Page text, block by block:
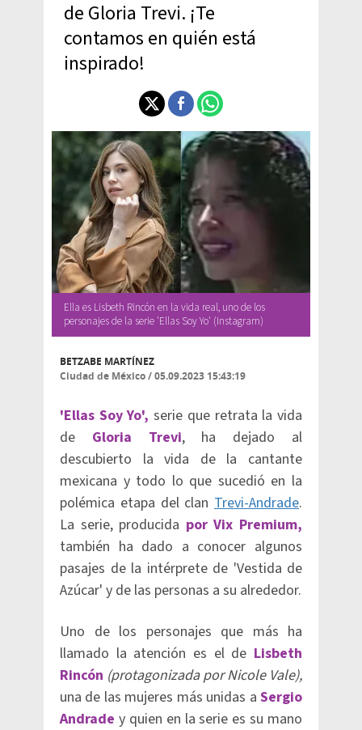
de Gloria Trevi. ¡Te
contamos en quién está
inspirado!
Ella es Lisbeth Rincón en la vida real, uno de los
personajes de la serie 'Ellas Soy Yo' (Instagram)
BETZABE MARTÍNEZ
Ciudad de México/05.09.2023 15:43:19
'Ellas Soy Yo',serie que retrata la vida
de Gloria Trevi, ha dejado al
descubierto la vida de la cantante
mexicana y todo lo que sucedió en la
polémica etapa del clan Trevi-Andrade.
La serie, producida por Vix Premium,
también ha dado a conocer algunos
pasajes de la intérprete de 'Vestida de
Azúcar' y de las personas a su alrededor.
Uno de los personajes que más ha
llamado la atención es el de Lisbeth
Rincón (protagonizada por Nicole Vale),
una de las mujeres más unidas a Sergio
Andrade y quien en la serie es su mano